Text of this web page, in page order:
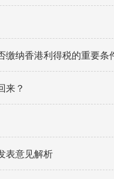
缴纳香港利得税的重要条
来？
表意见解析